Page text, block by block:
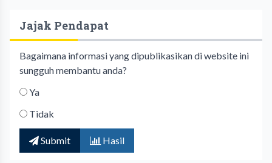
Jajak Pendapat
Bagaimana informasi yang dipublikasikan di website ini
sungguh membantu anda?
Ya
Tidak
Submit Hasil